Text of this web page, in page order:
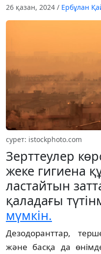
26 қазан, 2024 / Ербұлан
cурет: istockphoto.com
Зерттеулер
жеке гигиена
ластайтын
қаладағы
мүмкін.
Дезодоранттар,
және басқа да